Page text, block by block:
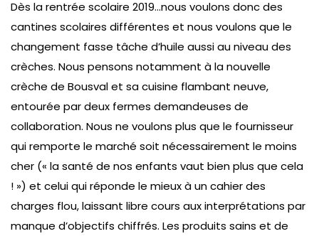
Dès la rentrée scolaire 2019…nous voulons donc des
cantines scolaires différentes et nous voulons que le
changement fasse tâche d’huile aussi au niveau des
crèches. Nous pensons notamment à la nouvelle
crèche de Bousval et sa cuisine flambant neuve,
entourée par deux fermes demandeuses de
collaboration. Nous ne voulons plus que le fournisseur
qui remporte le marché soit nécessairement le moins
cher (« la santé de nos enfants vaut bien plus que cela
! ») et celui qui réponde le mieux à un cahier des
charges flou, laissant libre cours aux interprétations par
manque d’objectifs chiffrés. Les produits sains et de